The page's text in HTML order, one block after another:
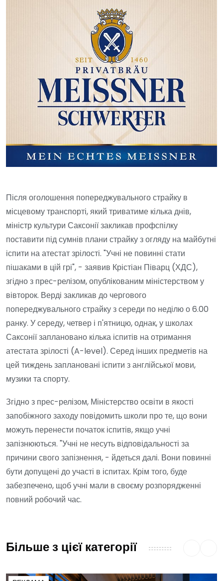
Після оголошення попереджувального страйку в
місцевому транспорті, який триватиме кілька днів,
міністр культури Саксонії закликав профспілку
поставити під сумнів плани страйку з огляду на майбутні
іспити на атестат зрілості. "Учні не повинні стати
пішаками в цій грі", - заявив Крістіан Піварц (ХДС),
згідно з прес-релізом, опублікованим міністерством у
вівторок. Верді закликав до чергового
попереджувального страйку з середи по неділю о 6.00
ранку. У середу, четвер і п'ятницю, однак, у школах
Саксонії заплановано кілька іспитів на отримання
атестата зрілості (A-level). Серед інших предметів на
цей тиждень заплановані іспити з англійської мови,
музики та спорту.
Згідно з прес-релізом, Міністерство освіти в якості
запобіжного заходу повідомить школи про те, що вони
можуть перенести початок іспитів, якщо учні
запізнюються. "Учні не несуть відповідальності за
причини свого запізнення, - йдеться далі. Вони повинні
бути допущені до участі в іспитах. Крім того, буде
забезпечено, щоб учні мали в своєму розпорядженні
повний робочий час.
Більше з цієї категорії